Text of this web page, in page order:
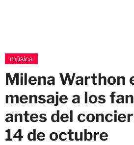
música
Milena Warthon
mensaje a los
antes del
14 de octubre